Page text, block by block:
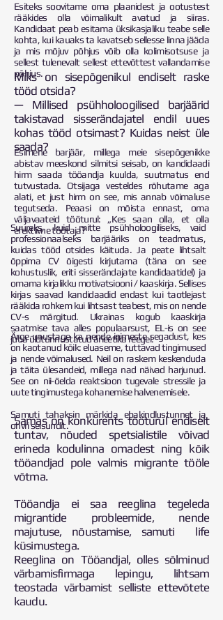
Esiteks soovitame oma plaanidest ja ootustest
rääkides olla võimalikult avatud ja siiras.
Kandidaat peab esitama üksikasjaliku teabe selle
kohta, kui kauaks ta kavatseb sellesse linna jääda
ja mis mõjuv põhjus võib olla kolimisotsuse ja
sellest tulenevalt sellest ettevõttest vallandamise
põhjus.
Miks on sisepõgenikul endiselt raske
tööd otsida?
— Millised psühholoogilised barjäärid
takistavad sisserändajatel endil uues
kohas tööd otsimast? Kuidas neist üle
saada?
Esimene barjäär, millega meie sisepõgenikke
abistav meeskond silmitsi seisab, on kandidaadi
hirm saada tööandja kuulda, suutmatus end
tutvustada. Otsijaga vesteldes rõhutame aga
alati, et just hirm on see, mis annab võimaluse
tegutseda. Peaasi on mõista ennast, oma
väljavaateid tööturul: „Kes saan olla, et olla
efektiivne töötaja?
Suureks, kuid mitte psühholoogiliseks, vaid
professionaalseks barjääriks on teadmatus,
kuidas tööd otsides käituda. Ja peate lihtsalt
õppima CV õigesti kirjutama (täna on see
kohustuslik, eriti sisserändajate kandidaatidel) ja
omama kirjalikku motivatsiooni / kaaskirja. Sellises
kirjas saavad kandidaadid endast kui taotlejast
rääkida rohkem kui lihtsast teabest, mis on nende
CV-s märgitud. Ukrainas kogub kaaskirja
saatmise tava alles populaarsust, EL-is on see
juba üldtunnustatud ärieetika reegel.
Ärge unustage ka nende inimeste segadust, kes
on kaotanud kõik: eluaseme, tuttavad tingimused
ja nende võimalused. Neil on raskem keskenduda
ja täita ülesandeid, millega nad näivad harjunud.
See on nii-öelda reaktsioon tugevale stressile ja
uute tingimustega kohanemise halvenemisele.
Samuti tahaksin märkida ebakindlustunnet ja
ohvri seisundit.
Samas on konkurents tööturul endiselt
tuntav, nõuded spetsialistile võivad
erineda kodulinna omadest ning kõik
tööandjad pole valmis migrante tööle
võtma.
Tööandja ei saa reeglina tegeleda
migrantide probleemide, nende
majutuse, nõustamise, samuti life
küsimustega.
Reeglina on Tööandjal, olles sõlminud
värbamisfirmaga lepingu, lihtsam
teostada värbamist selliste ettevõtete
kaudu.